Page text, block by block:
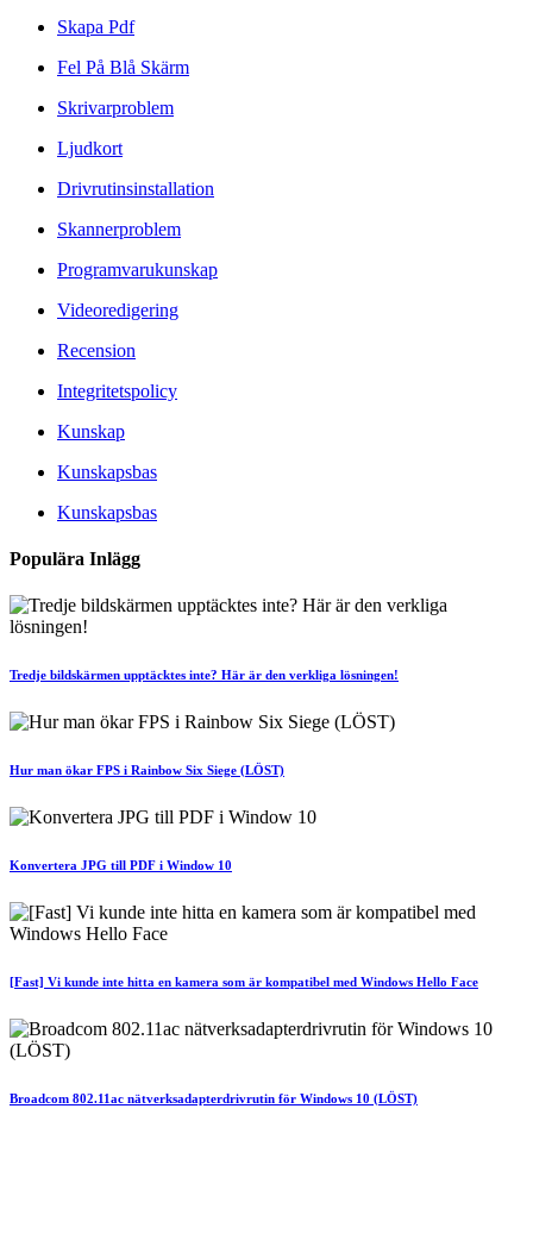
Skapa Pdf
Fel På Blå Skärm
Skrivarproblem
Ljudkort
Drivrutinsinstallation
Skannerproblem
Programvarukunskap
Videoredigering
Recension
Integritetspolicy
Kunskap
Kunskapsbas
Kunskapsbas
Populära Inlägg
Tredje bildskärmen upptäcktes inte? Här är den verkliga lösningen!
Hur man ökar FPS i Rainbow Six Siege (LÖST)
Konvertera JPG till PDF i Window 10
[Fast] Vi kunde inte hitta en kamera som är kompatibel med Windows Hello Face
Broadcom 802.11ac nätverksadapterdrivrutin för Windows 10 (LÖST)